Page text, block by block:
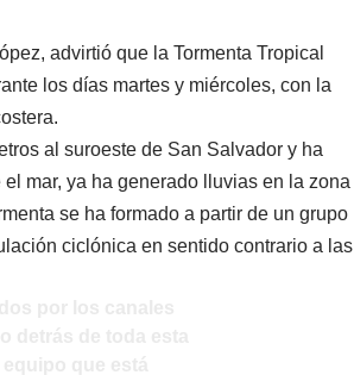
advirtió que la Tormenta Tropical
los días martes y miércoles, con la
al suroeste de San Salvador y ha
mar, ya ha generado lluvias en la zona
se ha formado a partir de un grupo
ciclónica en sentido contrario a las